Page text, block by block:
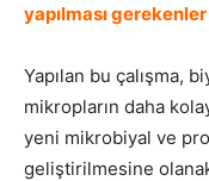
yapılması gerekenler
Yapılan bu çalışma,
mikropların daha
yeni mikrobiyal ve
geliştirilmesine